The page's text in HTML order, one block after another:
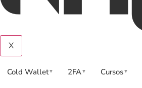
X
Cold Wallet▼ 2FA▼ Cursos▼